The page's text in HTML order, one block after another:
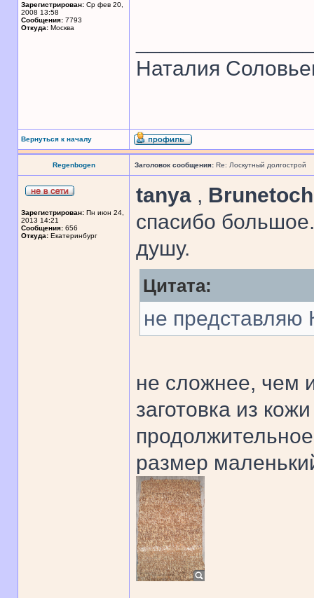
Зарегистрирован: Ср фев 20,
2008 13:58
Сообщения: 7793
Откуда: Москва
Наталия
Вернуться к началу
Regenbogen Заголовок сообщения: Re: Лоскутный долгострой
Зарегистрирован: Пн июн 24,
2013 14:21
Сообщения: 656
Откуда: Екатеринбург
tanya ,
спасибо
душу.
Цитата:
не представляю
не сложнее, чем
заготовка из
размер